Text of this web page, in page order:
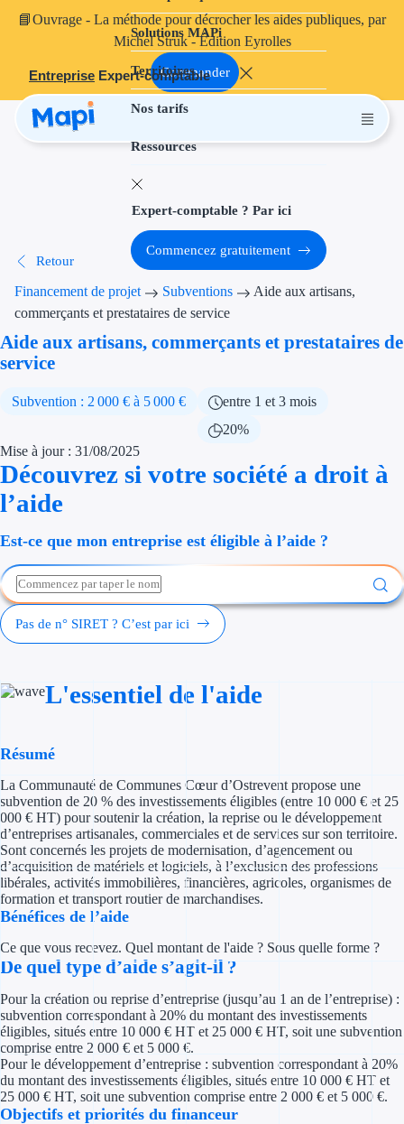
📘Ouvrage - La méthode pour décrocher les aides publiques, par
Michel Struk - Édition Eyrolles
Commander
Entreprise Expert-comptable
Solutions MAPi
Territoires
Nos tarifs
Ressources
Projets finançables
Aides à
Aides
Thématiques
Financement
Création
Cession
Type de financements
Subventions
Concours
Réduction des
Crédits &
Aides Urssaf
Expert-comptable ? Par ici
Commencez gratuitement
Retour
Financement de projet Subventions
Aide aux artisans,
commerçants et prestataires de service
Aide aux artisans, commerçants et prestataires de
service
Subvention : 2 000 € à 5 000 €
entre 1 et 3 mois
20%
Mise à jour : 31/08/2025
Découvrez si votre société a droit à
l’aide
Est-ce que mon entreprise est éligible à l’aide ?
Pas de n° SIRET ? C’est par ici
L'essentiel de l'aide
Résumé
La Communauté de Communes Cœur d’Ostrevent propose une
subvention de 20 % des investissements éligibles (entre 10 000 € et 25
000 € HT) pour soutenir la création, la reprise ou le développement
d’entreprises artisanales, commerciales et de services sur son territoire.
Sont concernés les projets de modernisation, d’agencement ou
d’acquisition de matériels et logiciels, à l’exclusion des professions
libérales, activités immobilières, financières, agricoles, organismes de
formation et transport routier de marchandises.
Bénéfices de l’aide
Ce que vous recevez. Quel montant de l'aide ? Sous quelle forme ?
De quel type d’aide s’agit-il ?
Pour la création ou reprise d’entreprise (jusqu’au 1 an de l’entreprise) :
subvention correspondant à 20% du montant des investissements
éligibles, situés entre 10 000 € HT et 25 000 € HT, soit une subvention
comprise entre 2 000 € et 5 000 €.
Pour le développement d’entreprise : subvention correspondant à 20%
du montant des investissements éligibles, situés entre 10 000 € HT et
25 000 € HT, soit une subvention comprise entre 2 000 € et 5 000 €.
Objectifs et priorités du financeur